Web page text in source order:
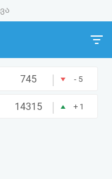
745 | - 5
14315 | + 1